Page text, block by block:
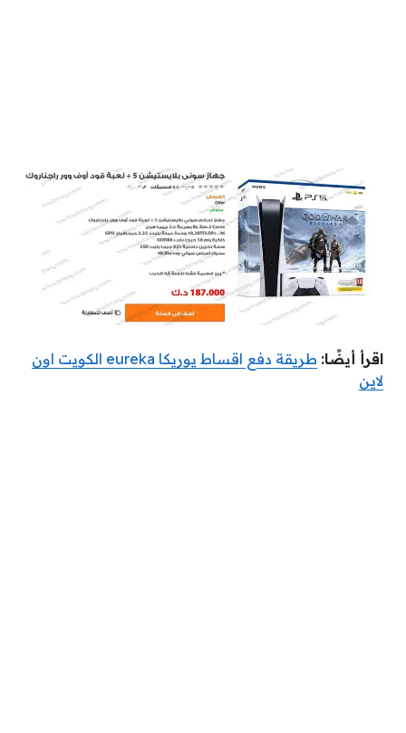
اقرأ أيضًا:
طريقة دفع اقساط يوريكا eureka الكويت اون
لاين